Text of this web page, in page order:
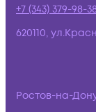
+7 (343) 379-98-
620110,
Ростов-на-